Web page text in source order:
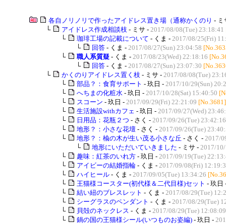
各自ノリノリで作ったアイドレス置き場（通称かくのり -
└
アイドレス作成相談枝 - ミサ - 2017/08/08(Tue) 23:18:41
└
珈琲工場の記載について - くま - 2017/08/25(Fri)
└
回答 - くま - 2017/08/27(Sun) 23:04:58
└
職人系質疑 - くま - 2017/08/23(Wed) 22:18:16
└
回答 - くま - 2017/08/27(Sun) 23:07:30
└
かくのりアイドレス置く枝 - ミサ - 2017/08/08(Tue)
└
部品？：食育サポート - 玖日 - 2017/10/29(Sun)
└
へちまの化粧水 - 玖日 - 2017/10/28(Sat) 15:40:50
└
スコーン - 玖日 - 2017/09/29(Fri) 22:21:09 [No.3681]
└
生活施設withカフェ - 玖日 - 2017/09/27(Wed)
└
日用品：花瓶２つ - さく - 2017/09/26(Tue) 23:42:16
└
地形？：小さな花壇 - さく - 2017/09/26(Tue)
└
地形？：楡の木が生い茂る小さな丘 - さく - 2017/
└
地形にいただいていきました - ミサ - 2017/
└
趣味：紅茶のいれ方 - 玖日 - 2017/09/19(Tue)
└
アイビーの結婚指輪 - くま - 2017/09/08(Fri)
└
ハイヒール - くま - 2017/09/05(Tue) 13:34:26
└
王猫様コースター(初代様＆二代目様)セット - 玖日
└
結い紐のブレスレット - くま - 2017/08/29(Tue)
└
シーグラスのペンダント - くま - 2017/08/29(Tue)
└
貝殻のネックレス - くま - 2017/08/29(Tue) 12:08:09
└
鍋の国の王猫様シール(いつものお姿編) - 玖日 -